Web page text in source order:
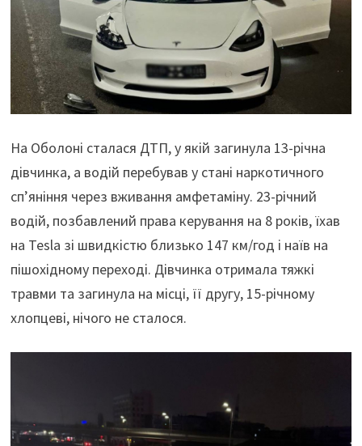
На Оболоні сталася ДТП, у якій загинула 13-річна
дівчинка, а водій перебував у стані наркотичного
сп’яніння через вживання амфетаміну. 23-річний
водій, позбавлений права керування на 8 років, їхав
на Tesla зі швидкістю близько 147 км/год і наїв на
пішохідному переході. Дівчинка отримала тяжкі
травми та загинула на місці, її другу, 15-річному
хлопцеві, нічого не сталося.